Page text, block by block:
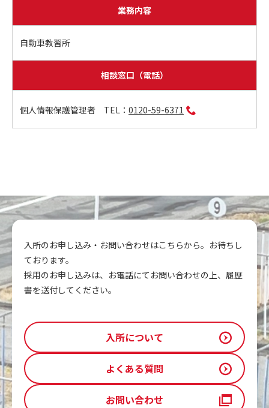
業務内容
自動車教習所
相談窓口（電話）
個人情報保護管理者 TEL： 0120-59-6371
入所のお申し込み・お問い合わせはこちらから。お待ちし
ております。
採用のお申し込みは、お電話にてお問い合わせの上、履歴
書を送付してください。
入所について
よくある質問
お問い合わせ